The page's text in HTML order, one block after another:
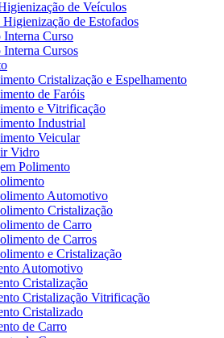
de Veículos
Higienização de Estofados
Curso
Cursos
Cristalização e Espelhamento
de Faróis
e Vitrificação
Industrial
Veicular
Vidro
Polimento
Automotivo
Cristalização
de Carro
de Carros
e Cristalização
Automotivo
Cristalização
Cristalização Vitrificação
Cristalizado
de Carro